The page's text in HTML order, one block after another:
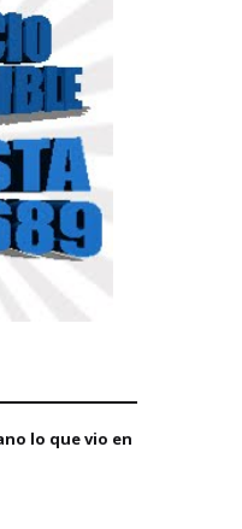
lo que vio en